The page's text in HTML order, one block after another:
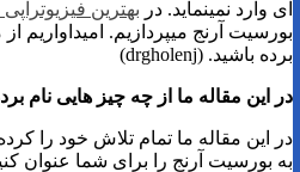
ای وارد نمینماید. در بهترین
بورسیت آرنج میپردازیم. امیداواریم
برده باشید. (drgholenj)
در این مقاله ما از چه چیز هایی نام
در این مقاله ما تمام تلاش خود را
به بورسیت آرنج را برای شما عنوان